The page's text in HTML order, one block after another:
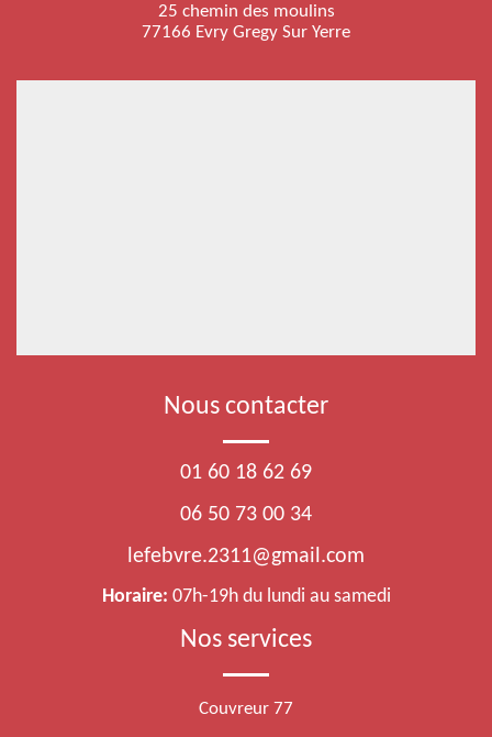
25 chemin des moulins
77166 Evry Gregy Sur Yerre
Nous contacter
01 60 18 62 69
06 50 73 00 34
lefebvre.2311@gmail.com
Horaire: 07h-19h du lundi au samedi
Nos services
Couvreur 77